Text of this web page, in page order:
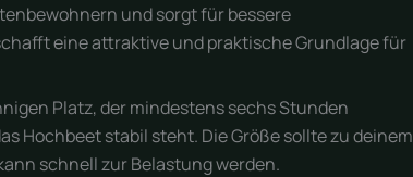
und sorgt für bessere
eine attraktive und praktische Grundlage für
Platz, der mindestens sechs Stunden
Hochbeet stabil steht. Die Größe sollte zu deinem
schnell zur Belastung werden.